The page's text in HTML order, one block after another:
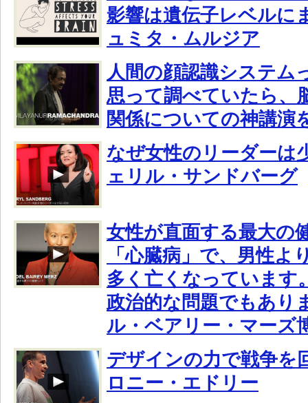
影響は遺伝子レベルに
ュミタ・ムルジア
人間の顔認識システム
思って調べていたら、
関係についての神講演
なぜ女性のリーダーは
ェリル・サンドバーグ
女性が直面する最大の
「心臓病」で、男性よ
多く亡くなっています
政治的な問題でもあり
ル・ベアリー・マーズ
デザインの力で戦争を
ロニー・エドリー